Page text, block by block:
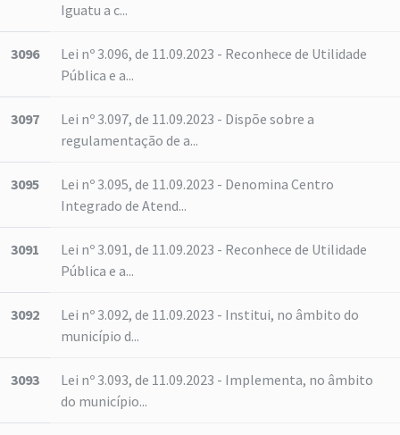
Iguatu a c...
3096
Lei nº 3.096, de 11.09.2023 - Reconhece de Utilidade
Pública e a...
3097
Lei nº 3.097, de 11.09.2023 - Dispõe sobre a
regulamentação de a...
3095
Lei nº 3.095, de 11.09.2023 - Denomina Centro
Integrado de Atend...
3091
Lei nº 3.091, de 11.09.2023 - Reconhece de Utilidade
Pública e a...
3092
Lei nº 3.092, de 11.09.2023 - Institui, no âmbito do
município d...
3093
Lei nº 3.093, de 11.09.2023 - Implementa, no âmbito
do município...